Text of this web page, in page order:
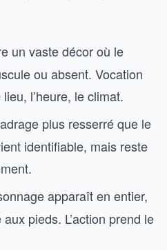
un vaste décor où le
ou absent. Vocation
l’heure, le climat.
plus resserré que le
identifiable, mais reste
apparaît en entier,
pieds. L’action prend le